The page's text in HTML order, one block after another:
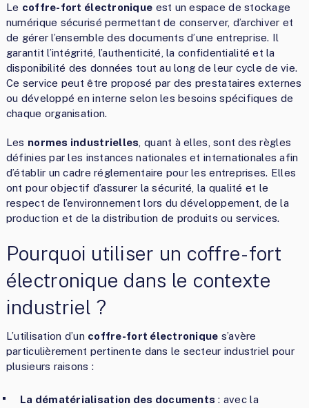
Le coffre-fort électronique est un espace de stockage
numérique sécurisé permettant de conserver, d’archiver et
de gérer l’ensemble des documents d’une entreprise. Il
garantit l’intégrité, l’authenticité, la confidentialité et la
disponibilité des données tout au long de leur cycle de vie.
Ce service peut être proposé par des prestataires externes
ou développé en interne selon les besoins spécifiques de
chaque organisation.
Les normes industrielles , quant à elles, sont des règles
définies par les instances nationales et internationales afin
d’établir un cadre réglementaire pour les entreprises. Elles
ont pour objectif d’assurer la sécurité, la qualité et le
respect de l’environnement lors du développement, de la
production et de la distribution de produits ou services.
Pourquoi utiliser un coffre-fort
électronique dans le contexte
industriel ?
L’utilisation d’un coffre-fort électronique s’avère
particulièrement pertinente dans le secteur industriel pour
plusieurs raisons :
La dématérialisation des documents : avec la